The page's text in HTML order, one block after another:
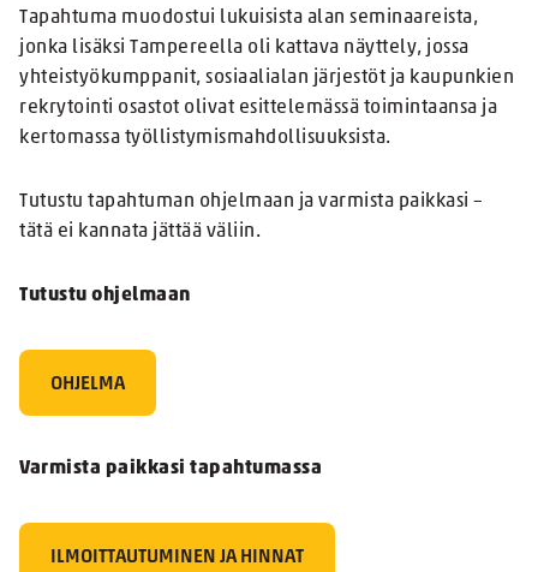
Tapahtuma muodostui lukuisista alan seminaareista,
jonka lisäksi Tampereella oli kattava näyttely, jossa
yhteistyökumppanit, sosiaalialan järjestöt ja kaupunkien
rekrytointi osastot olivat esittelemässä toimintaansa ja
kertomassa työllistymismahdollisuuksista.
Tutustu tapahtuman ohjelmaan ja varmista paikkasi –
tätä ei kannata jättää väliin.
Tutustu ohjelmaan
OHJELMA
Varmista paikkasi tapahtumassa
ILMOITTAUTUMINEN JA HINNAT